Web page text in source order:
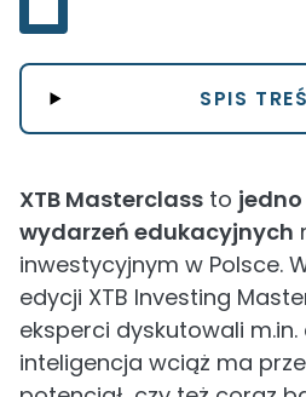
SPIS
XTB Masterclass to
wydarzeń edukacyjnych
inwestycyjnym w Polsce.
edycji XTB Investing
eksperci dyskutowali
inteligencja wciąż ma